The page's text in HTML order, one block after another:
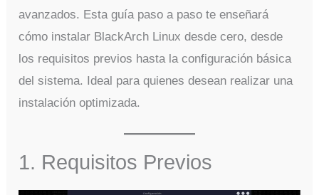
avanzados. Esta guía paso a paso te enseñará
cómo instalar BlackArch Linux desde cero, desde
los requisitos previos hasta la configuración básica
del sistema. Ideal para quienes desean realizar una
instalación optimizada.
1. Requisitos Previos